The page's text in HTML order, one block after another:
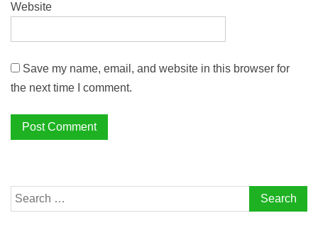
Website
Save my name, email, and website in this browser for
the next time I comment.
Search
for: